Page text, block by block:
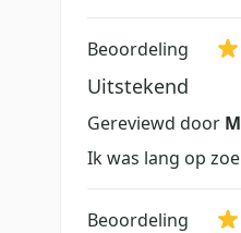
Beoordeling
Uitstekend
Gereviewd door
Ik was lang op
Beoordeling